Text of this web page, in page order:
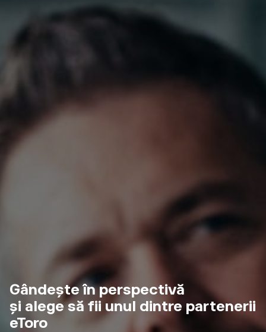
Gândește în perspectivă
și alege să fii unul dintre partenerii
eToro